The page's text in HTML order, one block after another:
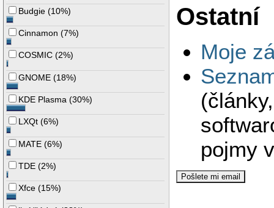
Budgie (10%)
Cinnamon (7%)
COSMIC (2%)
GNOME (18%)
KDE Plasma (30%)
LXQt (6%)
MATE (6%)
TDE (2%)
Xfce (15%)
Ostatní
Moje
pojmy